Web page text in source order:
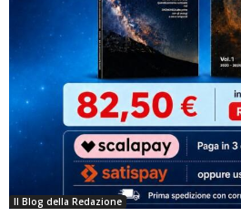
Il Blog della Redazione